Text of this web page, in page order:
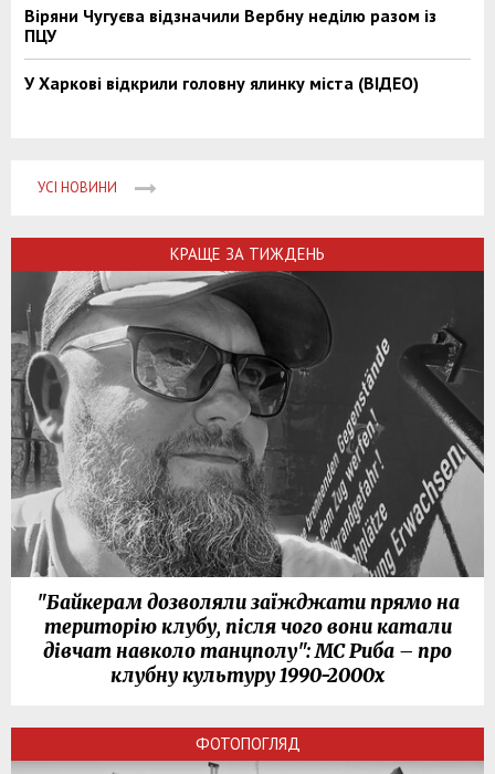
Віряни Чугуєва відзначили Вербну неділю разом із
ПЦУ
У Харкові відкрили головну ялинку міста (ВІДЕО)
УСІ НОВИНИ
КРАЩЕ ЗА ТИЖДЕНЬ
"Байкерам дозволяли заїжджати прямо на
територію клубу, після чого вони катали
дівчат навколо танцполу": МС Риба – про
клубну культуру 1990-2000х
ФОТОПОГЛЯД